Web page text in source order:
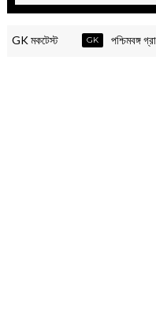
পশ্চিমবঙ্গ